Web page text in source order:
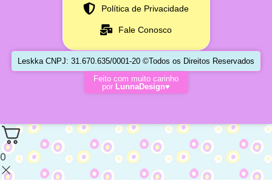
Política de Privacidade
Fale Conosco
Leskka CNPJ: 31.670.635/0001-20 ©Todos os Direitos Reservados
Feito com muito carinho
por LunnaDesign♥
0